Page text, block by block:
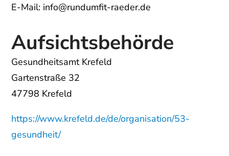
E-Mail: info@rundumfit-raeder.de
Aufsichtsbehörde
Gesundheitsamt Krefeld
Gartenstraße 32
47798 Krefeld
https://www.krefeld.de/de/organisation/53-
gesundheit/